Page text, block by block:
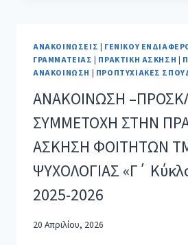
ΑΝΑΚΟΙΝΏΣΕΙΣ ΓΕΝΙΚΟΎ
ΓΡΑΜΜΑΤΕΊΑΣ
ΠΡΑΚΤΙΚΉ ΆΣΚΗΣΗ
ΑΝΑΚΟΊΝΩΣΗ
ΠΡΟΠΤΥΧΙΑΚΈΣ
ΑΝΑΚΟΙΝΩΣΗ
ΣΥΜΜΕΤΟΧΗ ΣΤΗΝ
ΑΣΚΗΣΗ ΦΟΙΤΗΤΩΝ
ΨΥΧΟΛΟΓΙΑΣ «Γ΄
2025-2026
20 Απριλίου, 2026